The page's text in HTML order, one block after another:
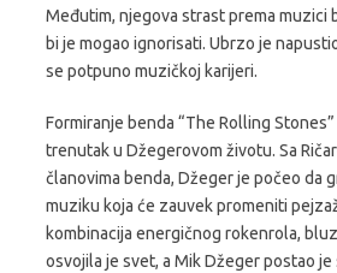
Međutim, njegova strast prema muzici
bi je mogao ignorisati. Ubrzo je
se potpuno muzičkoj karijeri.
Formiranje benda “The Rolling
trenutak u Džegerovom životu. Sa
članovima benda, Džeger je počeo da
muziku koja će zauvek promeniti
kombinacija energičnog rokenrola,
osvojila je svet, a Mik Džeger postao